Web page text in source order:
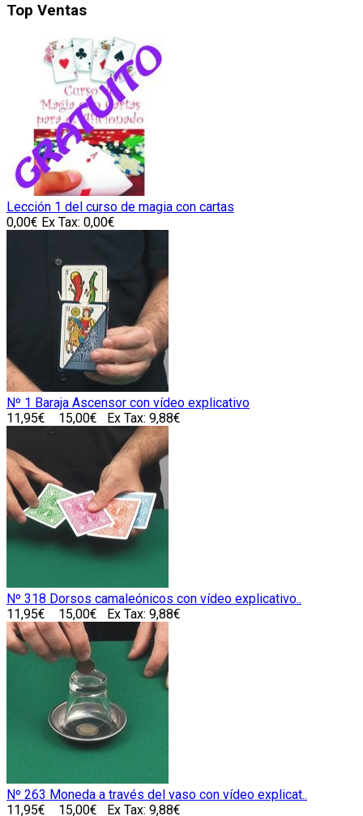
Top Ventas
Lección 1 del curso de magia con cartas
0,00€ Ex Tax: 0,00€
Nº 1 Baraja Ascensor con vídeo explicativo
11,95€
15,00€ Ex Tax: 9,88€
Nº 318 Dorsos camaleónicos con vídeo explicativo..
11,95€
15,00€ Ex Tax: 9,88€
Nº 263 Moneda a través del vaso con vídeo explicat..
11,95€
15,00€ Ex Tax: 9,88€